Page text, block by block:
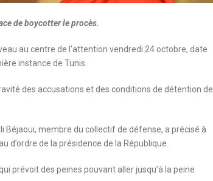
de boycotter le procès.
au centre de l’attention vendredi 24 octobre, date
instance de Tunis.
des accusations et des conditions de détention de
Béjaoui, membre du collectif de défense, a précisé à
d’ordre de la présidence de la République.
prévoit des peines pouvant aller jusqu’à la peine